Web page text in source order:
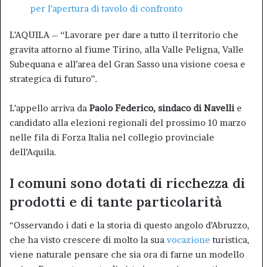
per l’apertura di tavolo di confronto
L’AQUILA – “Lavorare per dare a tutto il territorio che
gravita attorno al fiume Tirino, alla Valle Peligna, Valle
Subequana e all’area del Gran Sasso una visione coesa e
strategica di futuro”.
L’appello arriva da Paolo Federico, sindaco di Navelli e
candidato alla elezioni regionali del prossimo 10 marzo
nelle fila di Forza Italia nel collegio provinciale
dell’Aquila.
I comuni sono dotati di ricchezza di
prodotti e di tante particolarità
“Osservando i dati e la storia di questo angolo d’Abruzzo,
che ha visto crescere di molto la sua vocazione turistica,
viene naturale pensare che sia ora di farne un modello